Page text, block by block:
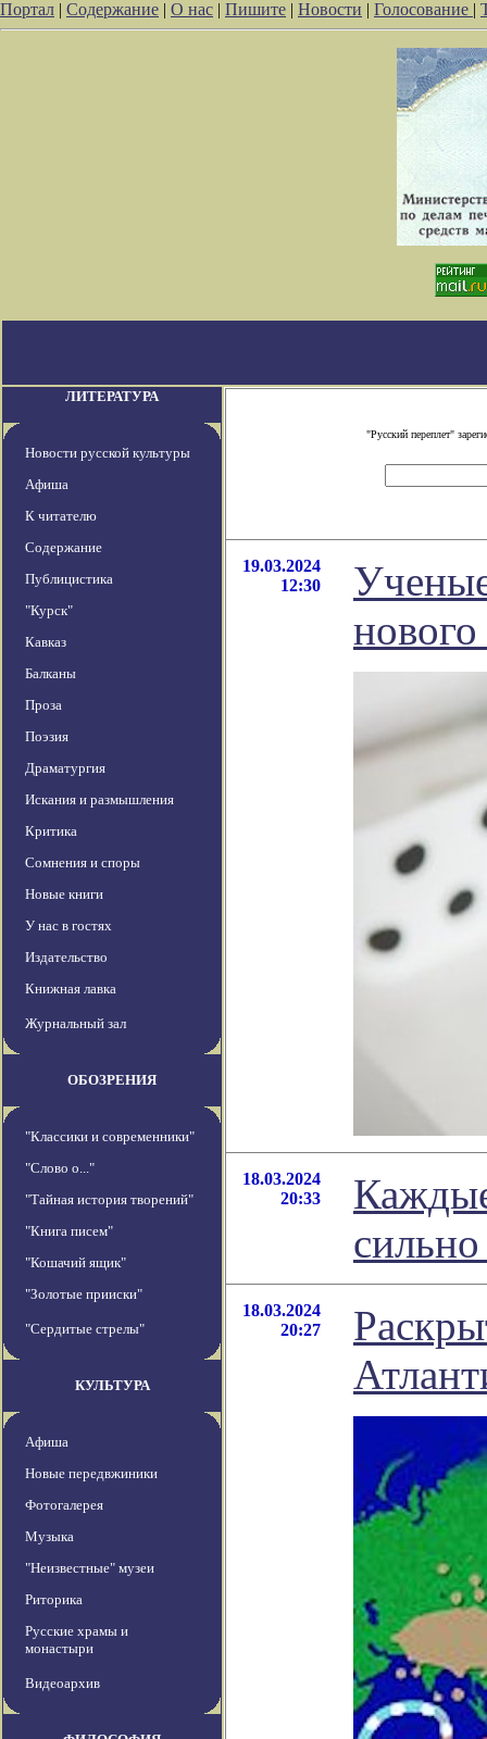
Портал | Содержание | О нас | Пишите | Новости | Голосование |
ЛИТЕРАТУРА
Новости русской культуры
Афиша
К читателю
Содержание
Публицистика
"Курск"
Кавказ
Балканы
Проза
Поэзия
Драматургия
Искания и размышления
Критика
Сомнения и споры
Новые книги
У нас в гостях
Издательство
Книжная лавка
Журнальный зал
ОБОЗРЕНИЯ
"Классики и современники"
"Слово о..."
"Тайная история творений"
"Книга писем"
"Кошачий ящик"
"Золотые прииски"
"Сердитые стрелы"
КУЛЬТУРА
Афиша
Новые передвжиники
Фотогалерея
Музыка
"Неизвестные" музеи
Риторика
Русские храмы и
монастыри
Видеоархив
"Русский переплет"
19.03.2024
12:30
18.03.2024
20:33
18.03.2024
20:27